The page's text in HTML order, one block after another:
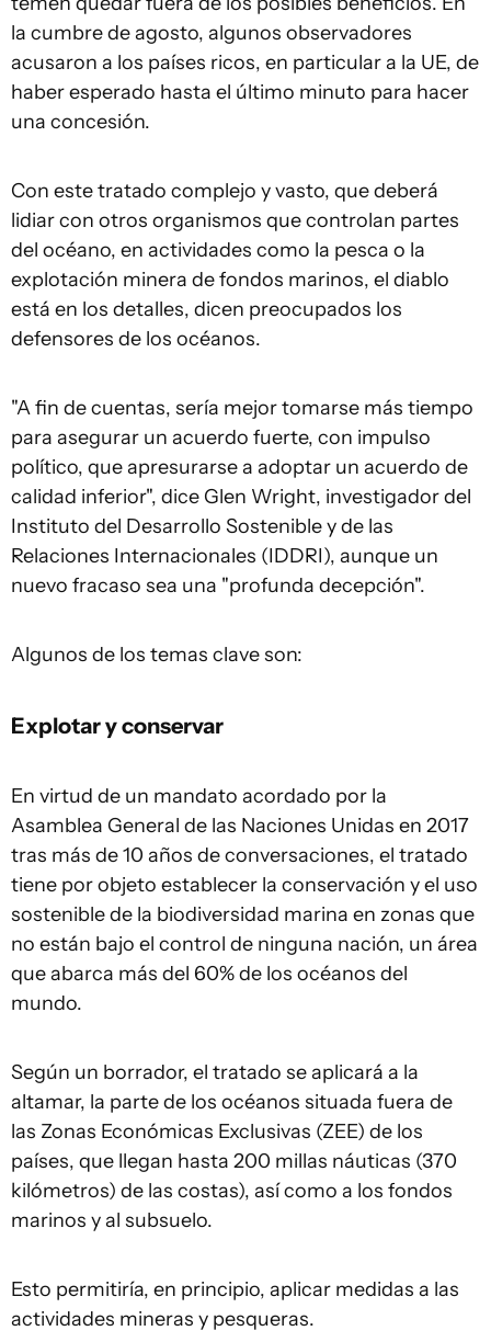
la cumbre de agosto, algunos observadores
acusaron a los países ricos, en particular a la UE, de
haber esperado hasta el último minuto para hacer
una concesión.
Con este tratado complejo y vasto, que deberá
lidiar con otros organismos que controlan partes
del océano, en actividades como la pesca o la
explotación minera de fondos marinos, el diablo
está en los detalles, dicen preocupados los
defensores de los océanos.
"A fin de cuentas, sería mejor tomarse más tiempo
para asegurar un acuerdo fuerte, con impulso
político, que apresurarse a adoptar un acuerdo de
calidad inferior", dice Glen Wright, investigador del
Instituto del Desarrollo Sostenible y de las
Relaciones Internacionales (IDDRI), aunque un
nuevo fracaso sea una "profunda decepción".
Algunos de los temas clave son:
Explotar y conservar
En virtud de un mandato acordado por la
Asamblea General de las Naciones Unidas en 2017
tras más de 10 años de conversaciones, el tratado
tiene por objeto establecer la conservación y el uso
sostenible de la biodiversidad marina en zonas que
no están bajo el control de ninguna nación, un área
que abarca más del 60% de los océanos del
mundo.
Según un borrador, el tratado se aplicará a la
altamar, la parte de los océanos situada fuera de
las Zonas Económicas Exclusivas (ZEE) de los
países, que llegan hasta 200 millas náuticas (370
kilómetros) de las costas), así como a los fondos
marinos y al subsuelo.
Esto permitiría, en principio, aplicar medidas a las
actividades mineras y pesqueras.